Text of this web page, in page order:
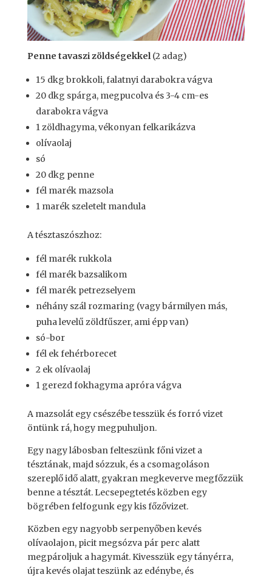
Penne tavaszi zöldségekkel(2 adag)
15 dkg brokkoli, falatnyi darabokra vágva
20 dkg spárga, megpucolva és 3-4 cm-es
darabokra vágva
1 zöldhagyma, vékonyan felkarikázva
olívaolaj
só
20 dkg penne
fél marék mazsola
1 marék szeletelt mandula
A tésztaszószhoz:
fél marék rukkola
fél marék bazsalikom
fél marék petrezselyem
néhány szál rozmaring (vagy bármilyen más,
puha levelű zöldfűszer, ami épp van)
só-bor
fél ek fehérborecet
2 ek olívaolaj
1 gerezd fokhagyma apróra vágva
A mazsolát egy csészébe tesszük és forró vizet
öntünk rá, hogy megpuhuljon.
Egy nagy lábosban felteszünk főni vizet a
tésztának, majd sózzuk, és a csomagoláson
szereplő idő alatt, gyakran megkeverve megfőzzük
benne a tésztát. Lecsepegtetés közben egy
bögrében felfogunk egy kis főzővizet.
Közben egy nagyobb serpenyőben kevés
olívaolajon, picit megsózva pár perc alatt
megpároljuk a hagymát. Kivesszük egy tányérra,
újra kevés olajat teszünk az edénybe, és